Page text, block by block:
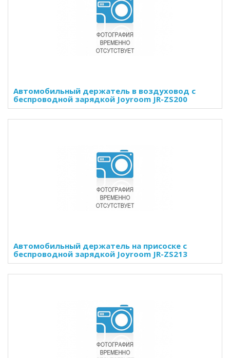
Автомобильный держатель в воздуховод с
беспроводной зарядкой Joyroom JR-ZS200
Автомобильный держатель на присоске с
беспроводной зарядкой Joyroom JR-ZS213